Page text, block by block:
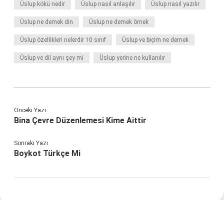
Üslup kökü nedir Üslup nasıl anlaşılır Üslup nasıl yazılır
Üslup ne demek din Üslup ne demek örnek
Üslup özellikleri nelerdir 10 sınıf Üslup ve biçim ne demek
Üslup ve dil aynı şey mi Üslup yerine ne kullanılır
Önceki Yazı
Bina Çevre Düzenlemesi Kime Aittir
Sonraki Yazı
Boykot Türkçe Mi